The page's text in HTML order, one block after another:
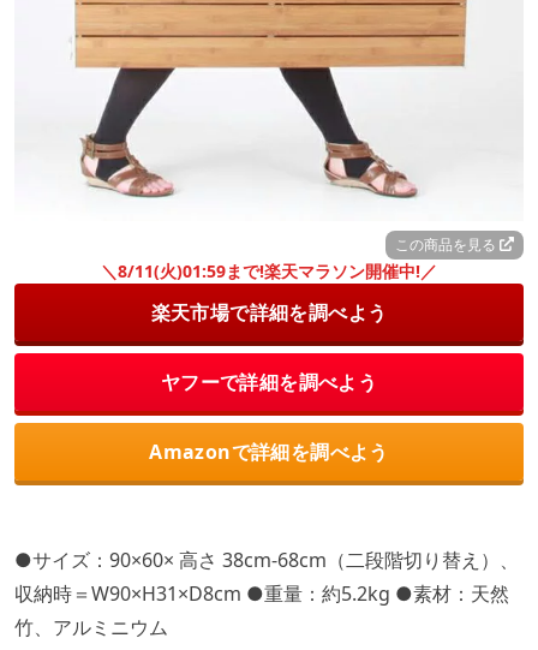
この商品を見る
＼8/11(火)01:59まで!楽天マラソン開催中!／
楽天市場で詳細を調べよう
ヤフーで詳細を調べよう
Amazonで詳細を調べよう
●サイズ：90×60× 高さ 38cm-68cm（二段階切り替え）、
収納時＝W90×H31×D8cm ●重量：約5.2kg ●素材：天然
竹、アルミニウム